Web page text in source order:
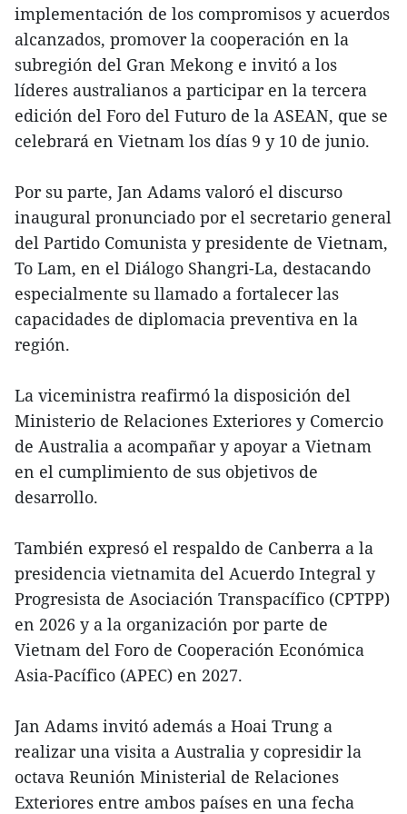
implementación de los compromisos y acuerdos
alcanzados, promover la cooperación en la
subregión del Gran Mekong e invitó a los
líderes australianos a participar en la tercera
edición del Foro del Futuro de la ASEAN, que se
celebrará en Vietnam los días 9 y 10 de junio.
Por su parte, Jan Adams valoró el discurso
inaugural pronunciado por el secretario general
del Partido Comunista y presidente de Vietnam,
To Lam, en el Diálogo Shangri-La, destacando
especialmente su llamado a fortalecer las
capacidades de diplomacia preventiva en la
región.
La viceministra reafirmó la disposición del
Ministerio de Relaciones Exteriores y Comercio
de Australia a acompañar y apoyar a Vietnam
en el cumplimiento de sus objetivos de
desarrollo.
También expresó el respaldo de Canberra a la
presidencia vietnamita del Acuerdo Integral y
Progresista de Asociación Transpacífico (CPTPP)
en 2026 y a la organización por parte de
Vietnam del Foro de Cooperación Económica
Asia-Pacífico (APEC) en 2027.
Jan Adams invitó además a Hoai Trung a
realizar una visita a Australia y copresidir la
octava Reunión Ministerial de Relaciones
Exteriores entre ambos países en una fecha